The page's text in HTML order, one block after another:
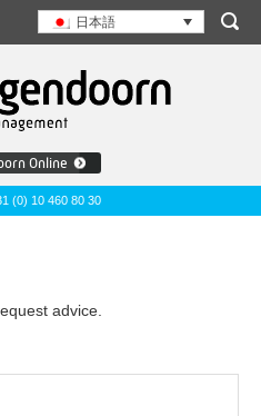
日本語
Online
(0) 10 460 80 30
advice.